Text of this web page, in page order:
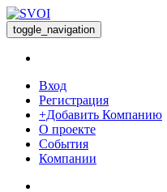
toggle_navigation
Вход
Регистрация
+Добавить Компанию
О проекте
События
Компании